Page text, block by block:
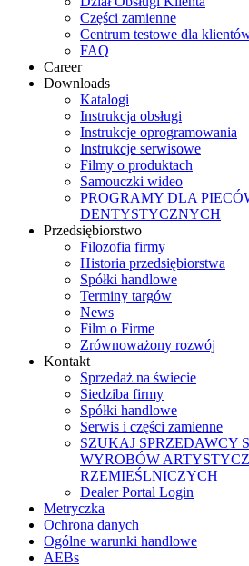
Części zamienne
Centrum testowe dla
FAQ
Career
Downloads
Katalogi
Instrukcja obsługi
Instrukcje oprogramowania
Instrukcje serwisowe
Filmy o produktach
Samouczki wideo
PROGRAMY DLA
DENTYSTYCZNYCH
Przedsiębiorstwo
Filozofia firmy
Historia przedsiębiorstwa
Spółki handlowe
Terminy targów
News
Film o Firme
Zrównoważony rozwój
Kontakt
Sprzedaż na świecie
Siedziba firmy
Spółki handlowe
Serwis i części zamienne
SZUKAJ SPRZEDAWCY
WYROBÓW
RZEMIEŚLNICZYCH
Dealer Portal Login
Metryczka
Ochrona danych
Ogólne warunki handlowe
AEBs